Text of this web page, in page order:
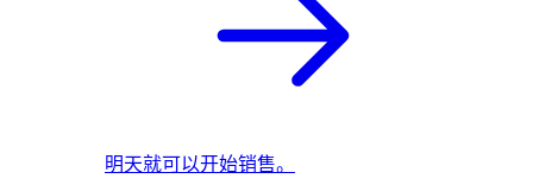
明天就可以开始销售。